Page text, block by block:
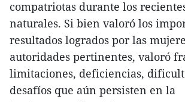
compatriotas durante los
naturales. Si bien valoró los
resultados logrados por las
autoridades pertinentes, valoró
limitaciones, deficiencias,
desafíos que aún persisten en la